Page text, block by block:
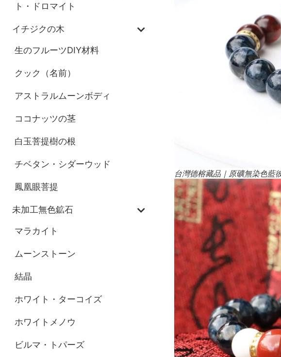
ト・ドロマイト
イチジクの木
生のフルーツDIY材料
クック（名前）
アストラルムーンボディ
ココナッツの茎
白玉菩提樹の根
チベタン・シダーウッド
鳳凰眼菩提
未加工無色鉱石
マラカイト
ムーンストーン
結晶
ホワイト・ターコイズ
ホワイトメノウ
ビルマ・トパーズ
台灣德榕藏品｜原礦無染色藍